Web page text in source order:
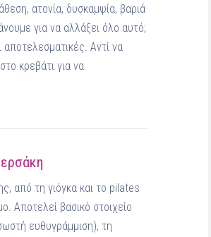
ατονία, δυσκαμψία, βαριά
για να αλλάξει όλο αυτό;
αποτελεσματικές. Αντί να
κρεβάτι για να
από τη γιόγκα και το pilates
Αποτελεί βασικό στοιχείο
ευθυγράμμιση), τη